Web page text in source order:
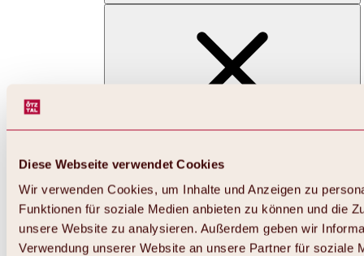
Diese Webseite verwendet Cookies
Wir verwenden Cookies, um Inhalte und Anzeigen zu
Funktionen für soziale Medien anbieten zu können und die
unsere Website zu analysieren. Außerdem geben wir
Verwendung unserer Website an unsere Partner für soziale